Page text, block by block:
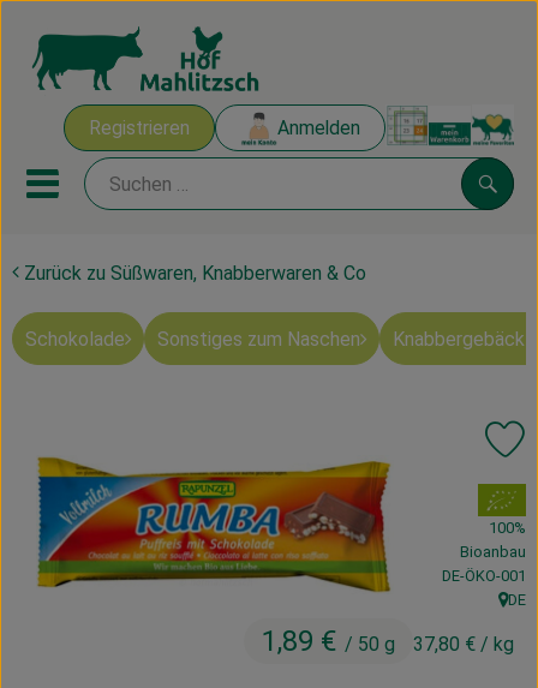
Registrieren Anmelden
Mobiles Menu öffnen oder
Ökokisten
Mahlitzscher Produkte
Ökokisten
Obst & Gemüse
Kühltheke
Zurück zu Süßwaren, Knabberwaren & Co
Schokolade Sonstiges zum Naschen Knabbergebäck
1,89 € / 50 g 37,80 € / kg
, Verband:
100%
Bioanbau
,DE-ÖKO-001
,
DE